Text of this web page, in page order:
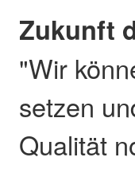
Zukunft
"Wir
setzen
Qualität